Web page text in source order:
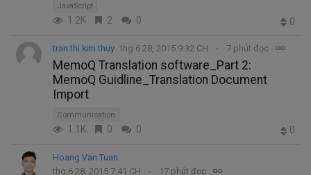
JavaScript
1.2K 2 0 0
tran.thi.kim.thuy thg 6 28, 2015 9:32 CH 7 phút đọc
MemoQ Translation software_Part 2:
MemoQ Guidline_Translation Document
Import
Communication
1.1K 0 0 0
Hoang Van Tuan
thg 6 28, 2015 7:41 CH
17 phút đọc